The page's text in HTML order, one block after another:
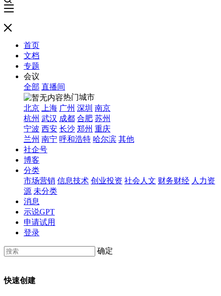
首页
文档
专题
会议
全部 直播间
热门城市
北京
上海 广州 深圳 南京
杭州 武汉 成都 合肥 苏州
宁波 西安 长沙 郑州 重庆
兰州 南宁 呼和浩特 哈尔滨 其他
社企号
博客
分类
市场营销 信息技术 创业投资 社会人文 财务财经 人力资
源 未分类
消息
示说GPT
申请试用
登录
确定
快速创建